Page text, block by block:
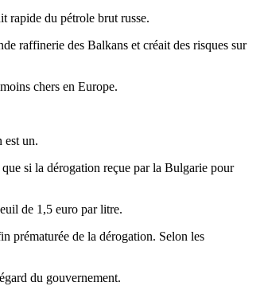
rapide du pétrole brut russe.
raffinerie des Balkans et créait des risques sur
chers en Europe.
est un.
si la dérogation reçue par la Bulgarie pour
de 1,5 euro par litre.
prématurée de la dérogation. Selon les
du gouvernement.